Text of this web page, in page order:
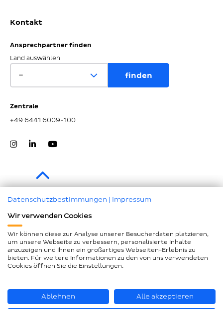
Kontakt
Ansprechpartner finden
Land auswählen
Zentrale
+49 6441 6009-100
Impressum
Datenschutz
Compliance
AEB und LkSG
Seitenübersicht
Datenschutzbestimmungen | Impressum
Wir verwenden Cookies
Wir können diese zur Analyse unserer Besucherdaten platzieren,
um unsere Webseite zu verbessern, personalisierte Inhalte
anzuzeigen und Ihnen ein großartiges Webseiten-Erlebnis zu
bieten. Für weitere Informationen zu den von uns verwendeten
Cookies öffnen Sie die Einstellungen.
Ablehnen Alle akzeptieren